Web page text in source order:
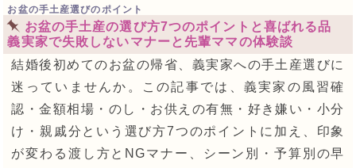
お盆の手土産選びのポイント
お盆の手土産の選び方7つのポイントと喜ばれる品
義実家で失敗しないマナーと先輩ママの体験談
結婚後初めてのお盆の帰省、義実家への手土産選びに
迷っていませんか。この記事では、義実家の風習確
認・金額相場・のし・お供えの有無・好き嫌い・小分
け・親戚分という選び方7つのポイントに加え、印象
が変わる渡し方とNGマナー、シーン別・予算別の早